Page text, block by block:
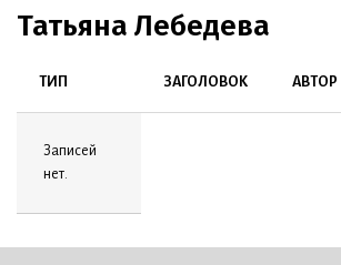
Татьяна Лебедева
ТИП ЗАГОЛОВОК АВТОР
Записей
нет.